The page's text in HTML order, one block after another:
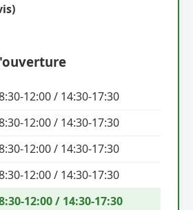
12:00 / 14:30-17:30
12:00 / 14:30-17:30
12:00 / 14:30-17:30
12:00 / 14:30-17:30
12:00 / 14:30-17:30